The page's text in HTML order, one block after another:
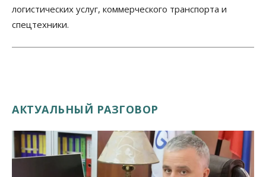
логистических услуг, коммерческого транспорта и
спецтехники.
АКТУАЛЬНЫЙ РАЗГОВОР